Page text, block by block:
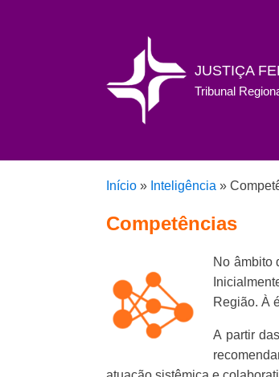
JUSTIÇA
Tribunal
Início » Inteligência »
Competências
No âmbito
Região. À
A partir